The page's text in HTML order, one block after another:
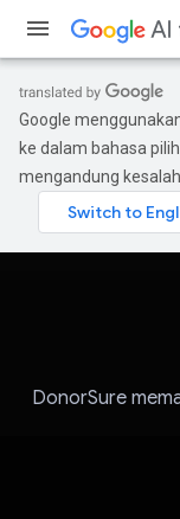
Google
ke dalam bahasa
mengandung
DonorSure